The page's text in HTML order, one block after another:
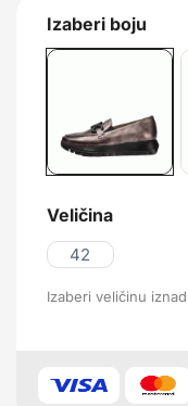
Izaberi boju
Veličina
42
Izaberi veličinu